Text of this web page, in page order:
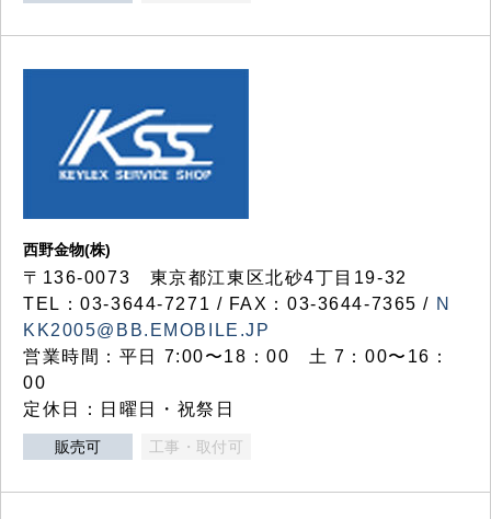
西野金物(株)
〒136-0073 東京都江東区北砂4丁目19-32
TEL：03‐3644‐7271 / FAX：03-3644-7365 / N
KK2005@BB.EMOBILE.JP
営業時間：平日 7:00〜18：00 土 7：00〜16：
00
定休日：日曜日・祝祭日
販売可 工事・取付可